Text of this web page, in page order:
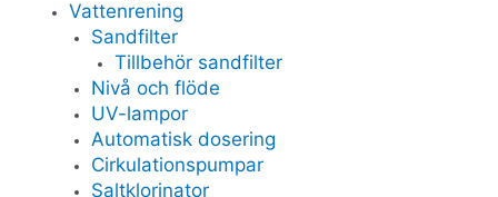
Vattenrening
Sandfilter
Tillbehör sandfilter
Nivå och flöde
UV-lampor
Automatisk dosering
Cirkulationspumpar
Saltklorinator